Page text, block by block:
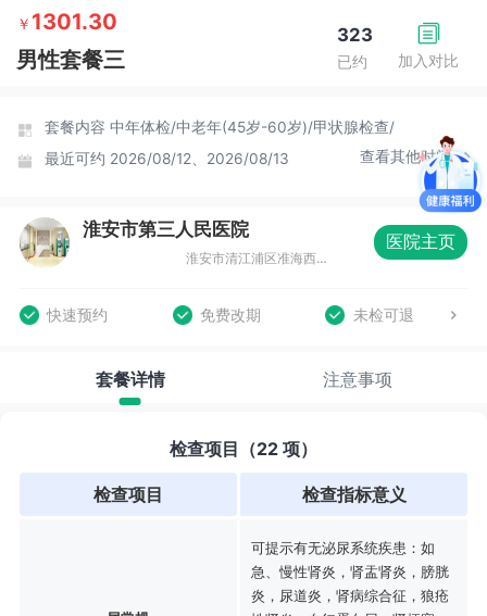
加入对比
323
已约
￥ 1301.30
男性套餐三
套餐内容 中年体检/中老年(45岁-60岁)/甲状腺检查/
最近可约 2026/08/12、2026/08/13 查看其他时间
淮安市第三人民医院
淮安市清江浦区准海西路272号康复中心三楼（健康管理中心）
医院主页
快速预约 免费改期 未检可退
套餐详情 注意事项
检查项目（22 项）
检查项目 检查指标意义
可提示有无泌尿系统疾患：如
急、慢性肾炎，肾盂肾炎，膀胱
炎，尿道炎，肾病综合征，狼疮